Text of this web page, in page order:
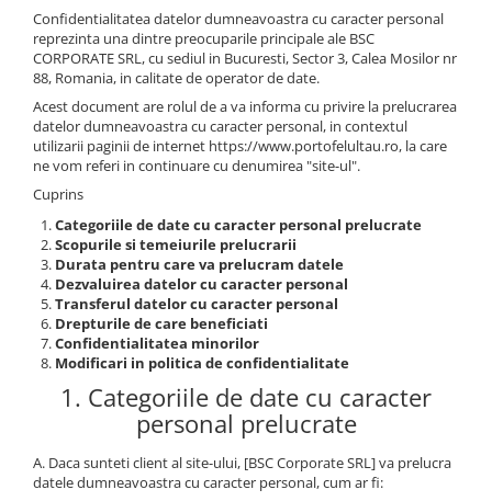
Confidentialitatea datelor dumneavoastra cu caracter personal
reprezinta una dintre preocuparile principale ale BSC
CORPORATE SRL, cu sediul in Bucuresti, Sector 3, Calea Mosilor nr
88, Romania, in calitate de operator de date.
Acest document are rolul de a va informa cu privire la prelucrarea
datelor dumneavoastra cu caracter personal, in contextul
utilizarii paginii de internet https://www.portofelultau.ro, la care
ne vom referi in continuare cu denumirea "site-ul".
Cuprins
Categoriile de date cu caracter personal prelucrate
Scopurile si temeiurile prelucrarii
Durata pentru care va prelucram datele
Dezvaluirea datelor cu caracter personal
Transferul datelor cu caracter personal
Drepturile de care beneficiati
Confidentialitatea minorilor
Modificari in politica de confidentialitate
1. Categoriile de date cu caracter
personal prelucrate
A. Daca sunteti client al site-ului, [BSC Corporate SRL] va prelucra
datele dumneavoastra cu caracter personal, cum ar fi: